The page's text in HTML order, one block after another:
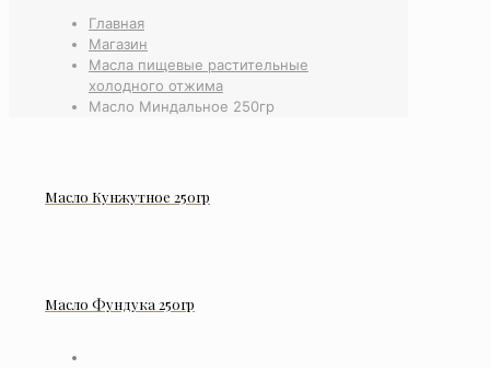
Главная
Магазин
Масла пищевые растительные
холодного отжима
Масло Миндальное 250гр
Масло Кунжутное 250гр
Масло Фундука 250гр